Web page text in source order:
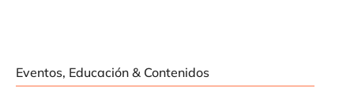
Eventos, Educación & Contenidos